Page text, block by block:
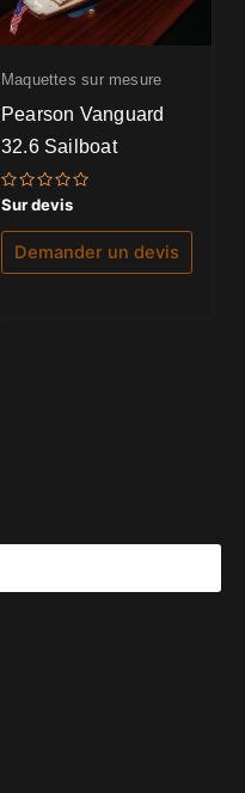
Maquettes sur mesure
Pearson Vanguard
32.6 Sailboat
Note
0
sur
Sur devis
Demander un devis